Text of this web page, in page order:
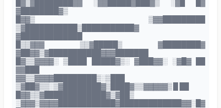
█▓▒▓████████▓▓ ░▓▓█████▓███▓▒ ░▓█ █▓
▓████████▓▒
█▓▓▒ ▒▓▓█████████
▒▓███████████▒███████████▓
▓█████████████
█▒▒▓▓▓ ▒▒▓█████▒ ▓████████▓
▓██▓▓▒▓███████████▓▓▓███████
█▓▒▒▓▓▓▓░ ▒████ █████▓▒░ ▓███▓▓░ ░▓█▓ ██
▓▓███
▓▓▒▒▓▓▓▓█████████▒░▒███
▒▓██▓▒▒░▒▓████████▓▒████▓▒▒▓▓▓▓▓▒ █ ██
█▓▓▒▒▓█████████████▓▒▓██▒
░▓▓▓▒▓▓▓▓████████████▓█████████████▓▓░█▓